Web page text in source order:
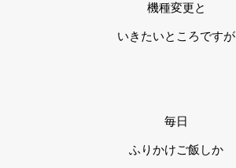
機種変更と
いきたいところですが
毎日
ふりかけご飯しか